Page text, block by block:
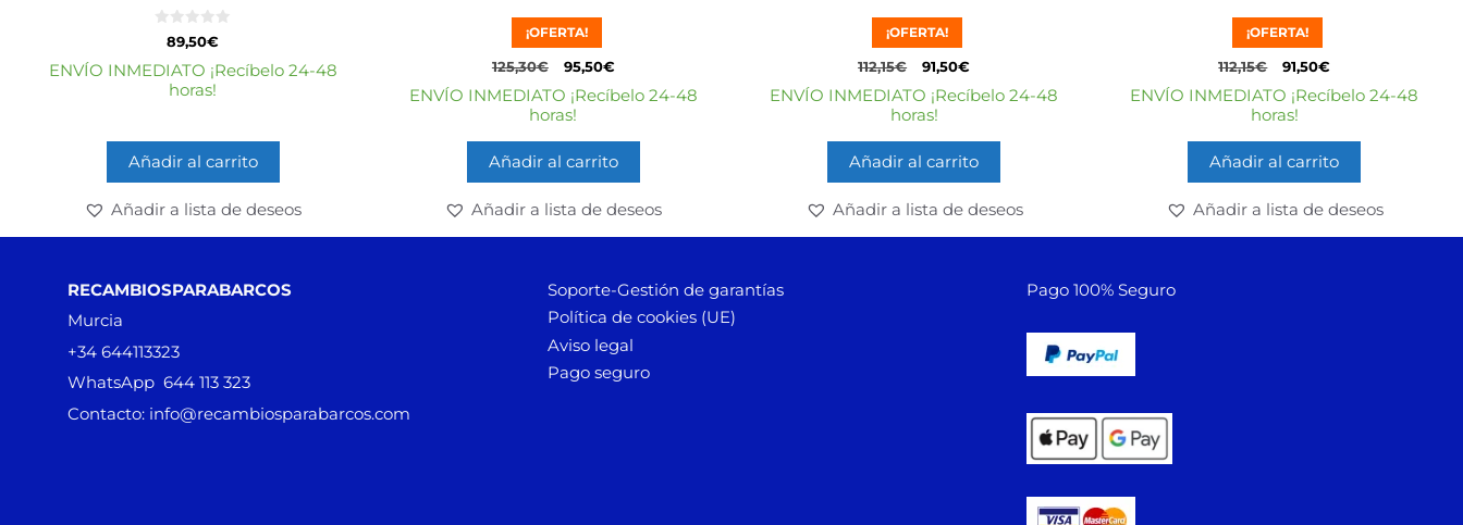
e
5
89,50€
ENVÍO INMEDIATO ¡Recíbelo 24-48
horas!
Añadir al carrito
Añadir a lista de deseos
5
¡OFERTA!
125,30€ 95,50€
ENVÍO INMEDIATO ¡Recíbelo 24-48
horas!
Añadir al carrito
Añadir a lista de deseos
5
¡OFERTA!
112,15€ 91,50€
ENVÍO INMEDIATO ¡Recíbelo 24-48
horas!
Añadir al carrito
Añadir a lista de deseos
5
¡OFERTA!
112,15€ 91,50€
ENVÍO INMEDIATO ¡Recíbelo 24-48
horas!
Añadir al carrito
Añadir a lista de deseos
RECAMBIOSPARABARCOS
Murcia
+34 644113323
WhatsApp 644 113 323
Contacto: info@recambiosparabarcos.com
Soporte-Gestión de garantías
Política de cookies (UE)
Aviso legal
Pago seguro
Pago 100% Seguro